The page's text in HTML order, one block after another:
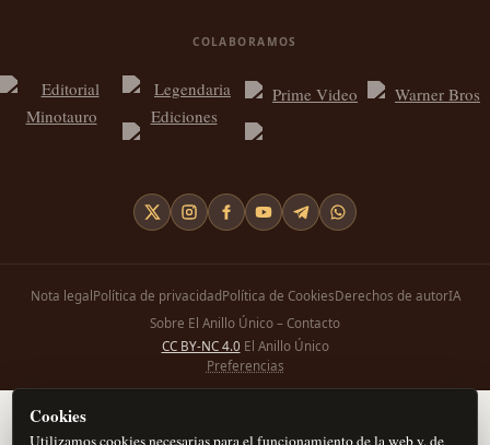
COLABORAMOS
Nota legalPolítica de privacidadPolítica de CookiesDerechos de autorIA
Sobre El Anillo Único – Contacto
Preferencias
CC BY-NC 4.0 El Anillo Único
Cookies
Utilizamos cookies necesarias para el funcionamiento de la web y, de